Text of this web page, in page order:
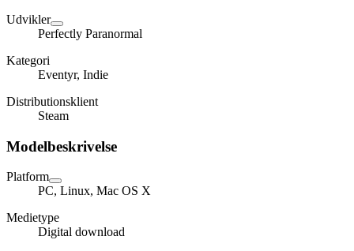
Udvikler
Perfectly Paranormal
Kategori
Eventyr, Indie
Distributionsklient
Steam
Modelbeskrivelse
Platform
PC, Linux, Mac OS X
Medietype
Digital download